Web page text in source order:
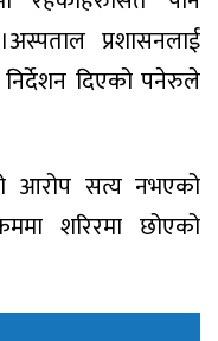
प्रशासनलाई
दिएको पनेरुले
आरोप सत्य नभएको
शरिरमा छोएको